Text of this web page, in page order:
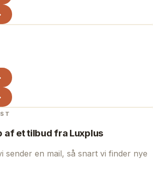
af et tilbud fra Luxplus
sender en mail, så snart vi finder nye